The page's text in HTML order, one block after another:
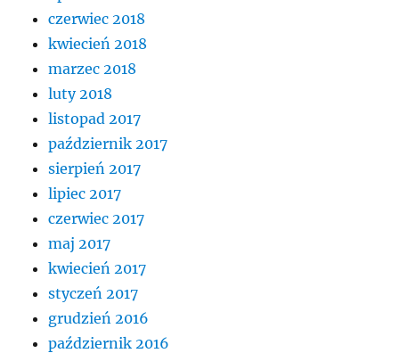
czerwiec 2018
kwiecień 2018
marzec 2018
luty 2018
listopad 2017
październik 2017
sierpień 2017
lipiec 2017
czerwiec 2017
maj 2017
kwiecień 2017
styczeń 2017
grudzień 2016
październik 2016